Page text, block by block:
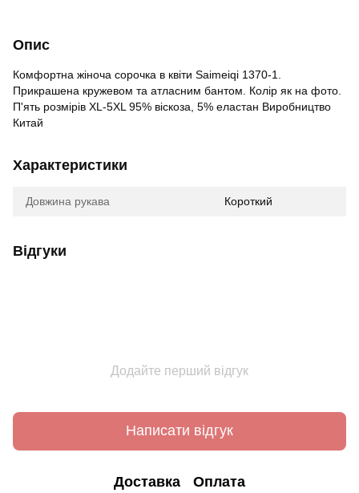
Опис
Комфортна жіноча сорочка в квіти Saimeiqi 1370-1.
Прикрашена кружевом та атласним бантом. Колір як на фото.
П'ять розмірів XL-5XL 95% віскоза, 5% еластан Виробництво
Китай
Характеристики
Довжина рукава Короткий
Відгуки
Додайте перший відгук
Написати відгук
Доставка Оплата